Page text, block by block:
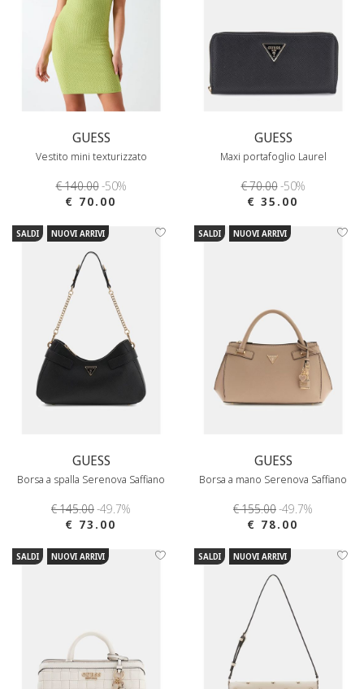
GUESS
Vestito mini texturizzato
€ 140.00-50%
€ 70.00
GUESS
Maxi portafoglio Laurel
€ 70.00-50%
€ 35.00
SALDI NUOVI ARRIVI
GUESS
Borsa a spalla Serenova Saffiano
€ 145.00-49.7%
€ 73.00
SALDI NUOVI ARRIVI
GUESS
Borsa a mano Serenova Saffiano
€ 155.00-49.7%
€ 78.00
SALDI NUOVI ARRIVI SALDI NUOVI ARRIVI